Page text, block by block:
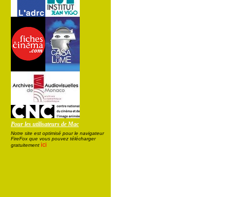
Pour les utilisateurs de Mac
Notre site est optimisé pour le navigateur
FireFox que vous pouvez télécharger
gratuitement ici